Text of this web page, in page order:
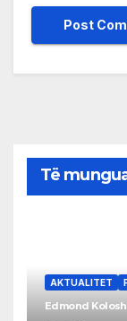
Të
AKTUALITET
Edmond